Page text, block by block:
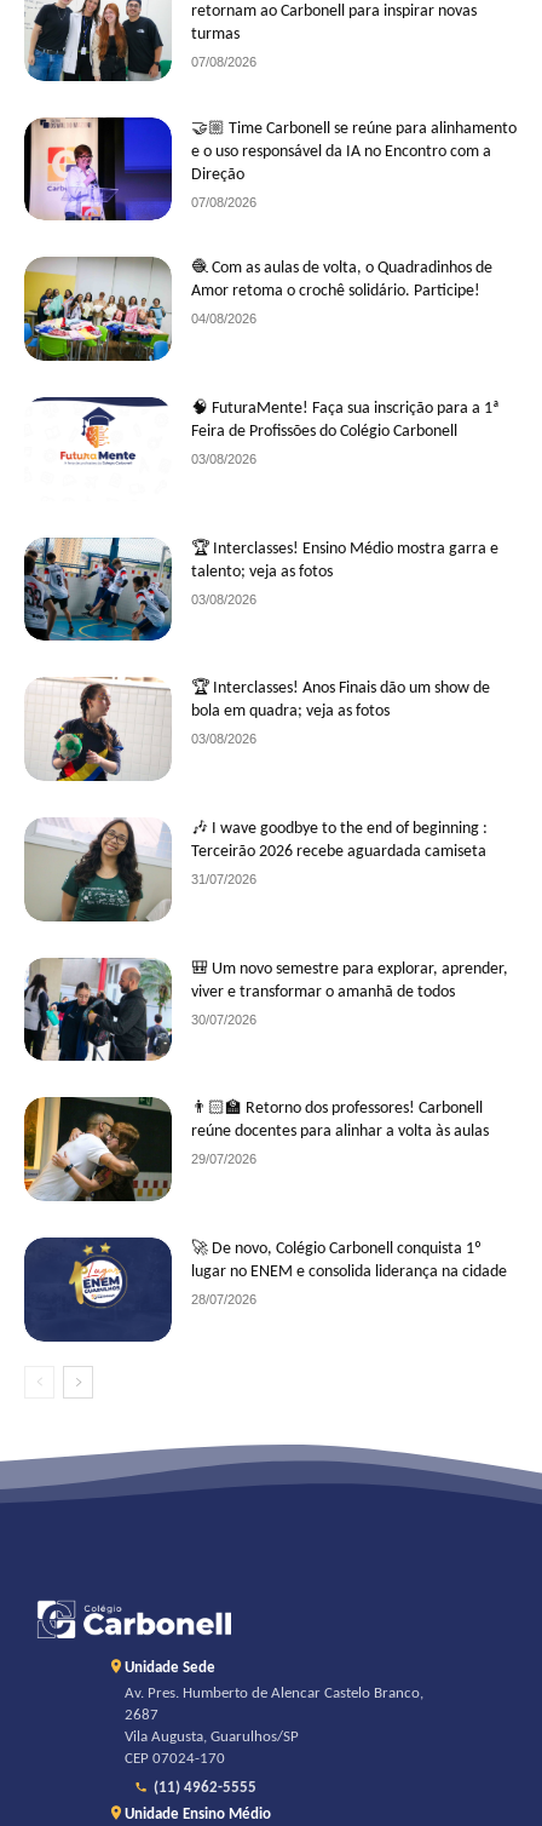
retornam ao Carbonell para inspirar novas
turmas
07/08/2026
🤝🏼 Time Carbonell se reúne para alinhamento
e o uso responsável da IA no Encontro com a
Direção
07/08/2026
🧶 Com as aulas de volta, o Quadradinhos de
Amor retoma o crochê solidário. Participe!
04/08/2026
🧠 FuturaMente! Faça sua inscrição para a 1ª
Feira de Profissões do Colégio Carbonell
03/08/2026
🏆 Interclasses! Ensino Médio mostra garra e
talento; veja as fotos
03/08/2026
🏆 Interclasses! Anos Finais dão um show de
bola em quadra; veja as fotos
03/08/2026
🎶 I wave goodbye to the end of beginning :
Terceirão 2026 recebe aguardada camiseta
31/07/2026
🎒 Um novo semestre para explorar, aprender,
viver e transformar o amanhã de todos
30/07/2026
👨🏻‍🏫 Retorno dos professores! Carbonell
reúne docentes para alinhar a volta às aulas
29/07/2026
🚀 De novo, Colégio Carbonell conquista 1º
lugar no ENEM e consolida liderança na cidade
28/07/2026
Unidade Sede
Av. Pres. Humberto de Alencar Castelo Branco,
2687
Vila Augusta, Guarulhos/SP
CEP 07024-170
(11) 4962-5555
Unidade Ensino Médio